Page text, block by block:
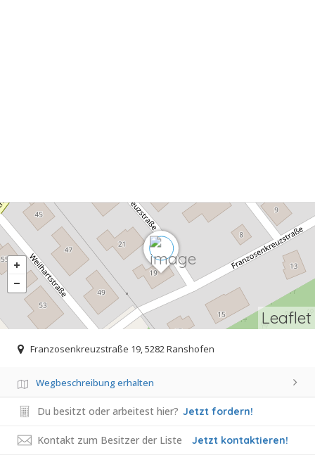
Leaflet
Franzosenkreuzstraße 19, 5282 Ranshofen
Wegbeschreibung erhalten
Du besitzt oder arbeitest hier? Jetzt fordern!
Kontakt zum Besitzer der Liste Jetzt kontaktieren!